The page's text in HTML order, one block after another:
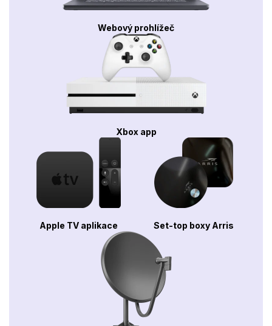
Webový prohlížeč
Xbox app
Apple TV aplikace Set-top boxy Arris